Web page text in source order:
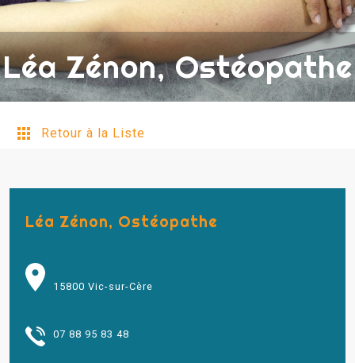
Léa Zénon, Ostéopathe
Retour à la Liste
Léa Zénon, Ostéopathe
15800 Vic-sur-Cère
07 88 95 83 48